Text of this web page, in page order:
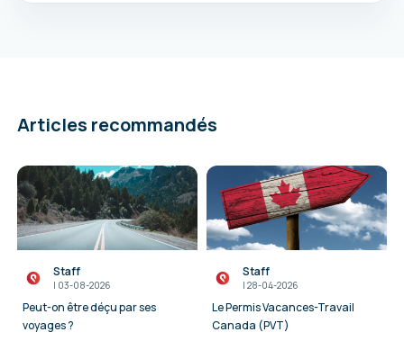
Articles recommandés
Staff
I 03-08-2026
Peut-on être déçu par ses
voyages ?
Staff
I28-04-2026
Le Permis Vacances-Travail
Canada (PVT)